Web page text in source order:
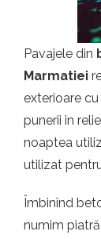
Pavajele din
Marmatiei
exterioare
punerii in
noaptea
utilizat
Îmbinînd
numim